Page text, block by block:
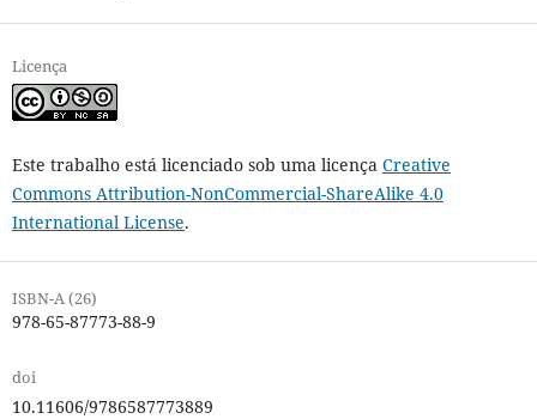
Licença
Este trabalho está licenciado sob uma licença Creative
Commons Attribution-NonCommercial-ShareAlike 4.0
International License.
ISBN-A (26)
978-65-87773-88-9
doi
10.11606/9786587773889